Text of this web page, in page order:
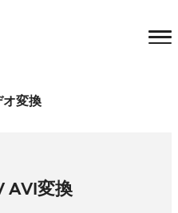
オ変換
AVI変換